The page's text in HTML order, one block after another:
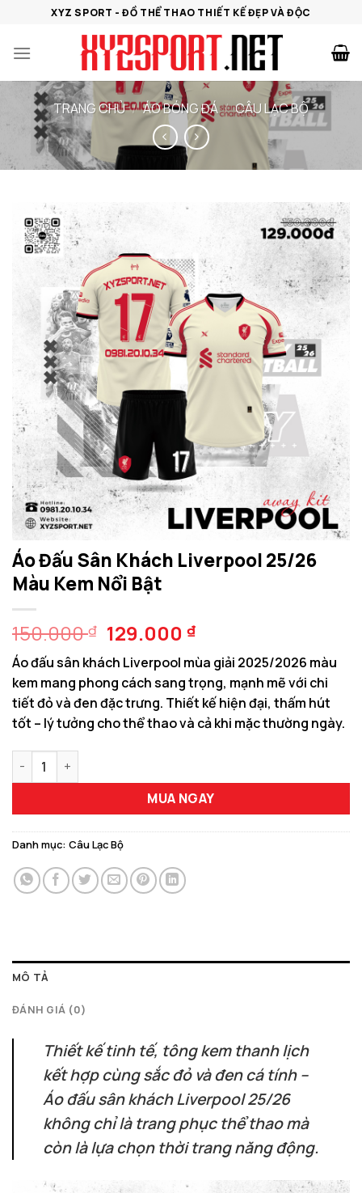
nội
XYZ SPORT - ĐỒ THỂ THAO THIẾT KẾ ĐẸP VÀ ĐỘC
TRANG CHỦ / ÁO BÓNG ĐÁ / CÂU LẠC BỘ
Áo Đấu Sân Khách Liverpool 25/26
Màu Kem Nổi Bật
150.000₫ Giá
gốc
là:
150.000 ₫.
129.000₫Giá
hiện
tại
là:
129.000 ₫.
Áo đấu sân khách Liverpool mùa giải 2025/2026 màu
kem mang phong cách sang trọng, mạnh mẽ với chi
tiết đỏ và đen đặc trưng. Thiết kế hiện đại, thấm hút
tốt – lý tưởng cho thể thao và cả khi mặc thường ngày.
Áo Đấu Sân Khách Liverpool 25/26 Màu Kem Nổi Bật số lượng
MUA NGAY
Danh mục: Câu Lạc Bộ
MÔ TẢ
ĐÁNH GIÁ (0)
Thiết kế tinh tế, tông kem thanh lịch
kết hợp cùng sắc đỏ và đen cá tính –
Áo đấu sân khách Liverpool 25/26
không chỉ là trang phục thể thao mà
còn là lựa chọn thời trang năng động.